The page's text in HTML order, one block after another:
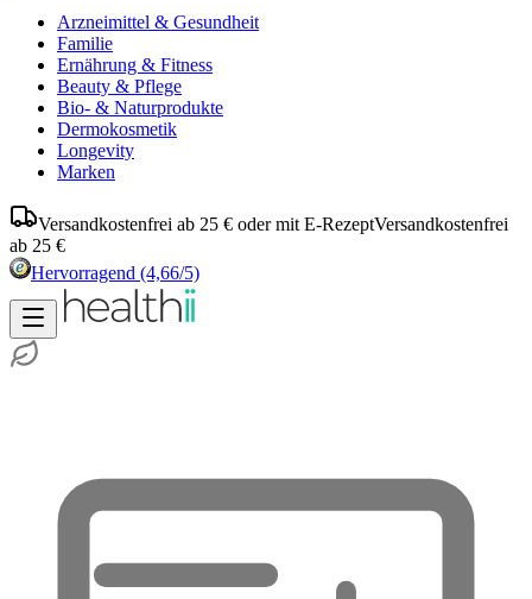
Arzneimittel & Gesundheit
Familie
Ernährung & Fitness
Beauty & Pflege
Bio- & Naturprodukte
Dermokosmetik
Longevity
Marken
Versandkostenfrei ab 25 € oder mit E-RezeptVersandkostenfrei
ab 25 €
Hervorragend (4,66/5)